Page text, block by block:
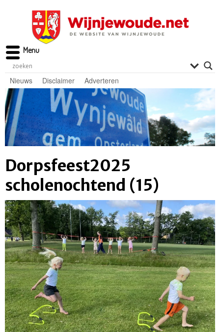
Nieuws Disclaimer Adverteren
Dorpsfeest2025
scholenochtend (15)
Menu